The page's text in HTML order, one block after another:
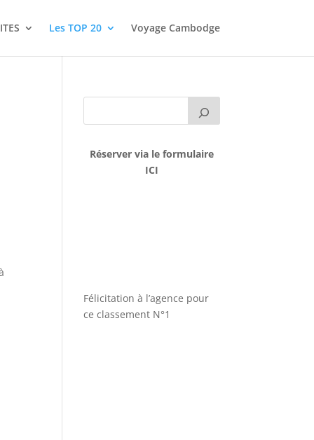
Les TOP 20 Voyage Cambodge
Réserver via le formulaire
ICI
Félicitation à l’agence pour
ce classement N°1